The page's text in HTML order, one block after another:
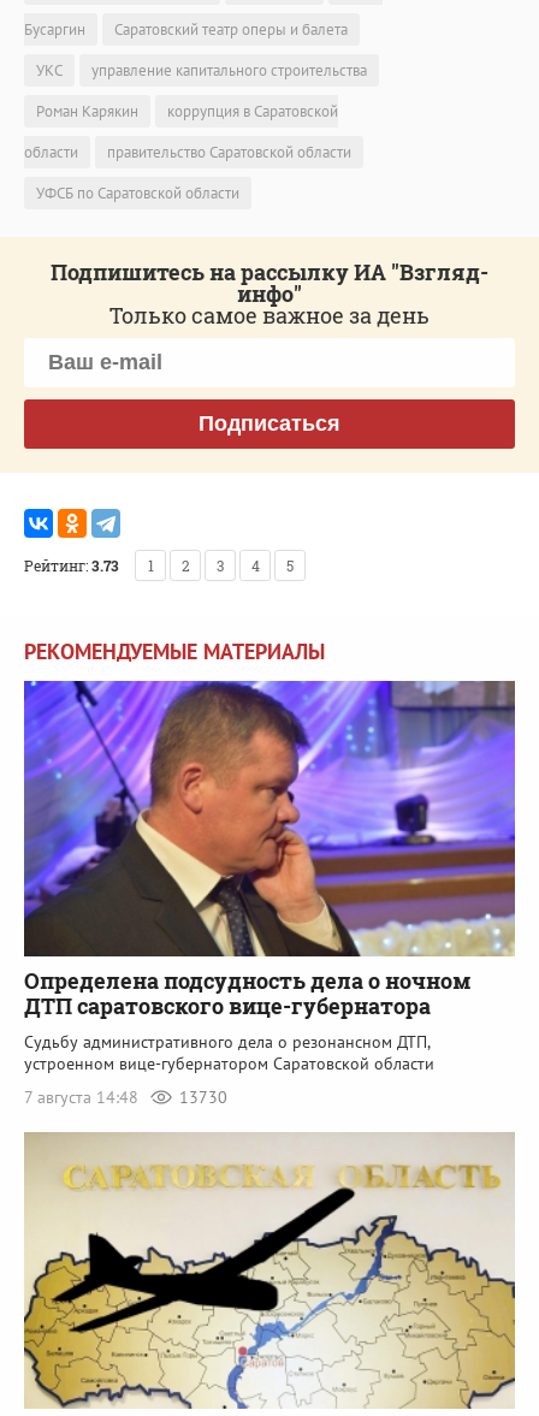
Бусаргин
Саратовский театр оперы и балета
УКС
управление капитального строительства
Роман Карякин
коррупция в Саратовской
области
правительство Саратовской области
УФСБ по Саратовской области
Подпишитесь на рассылку ИА "Взгляд-
инфо"
Только самое важное за день
Подписаться
Рейтинг:3.73 1 2 3 4 5
РЕКОМЕНДУЕМЫЕ МАТЕРИАЛЫ
Определена подсудность дела о ночном
ДТП саратовского вице-губернатора
Судьбу административного дела о резонансном ДТП,
устроенном вице-губернатором Саратовской области
7 августа 14:48
13730